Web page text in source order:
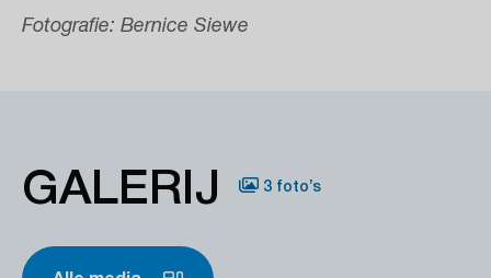
Fotografie: Bernice Siewe
GALERIJ 3 foto’s